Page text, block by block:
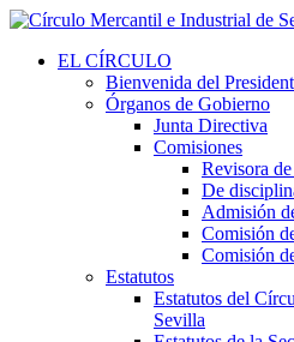
EL CÍRCULO
Bienvenida del
Órganos de Gobierno
Junta Directiva
Comisiones
Revisora
De
Admisión
Comisión
Comisión
Estatutos
Estatutos del
Sevilla